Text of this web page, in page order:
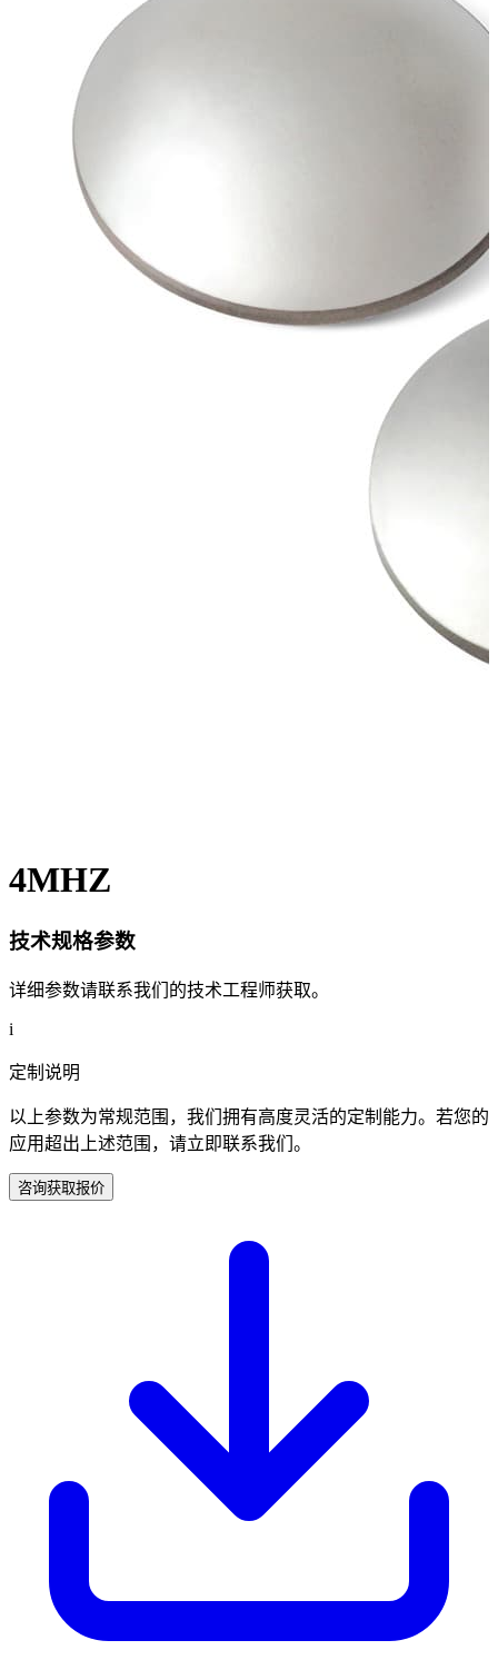
4MHZ
技术规格参数
详细参数请联系我们的技术工程师获取。
i
定制说明
以上参数为常规范围，我们拥有高度灵活的定制能力。若您的
应用超出上述范围，请立即联系我们。
咨询获取报价